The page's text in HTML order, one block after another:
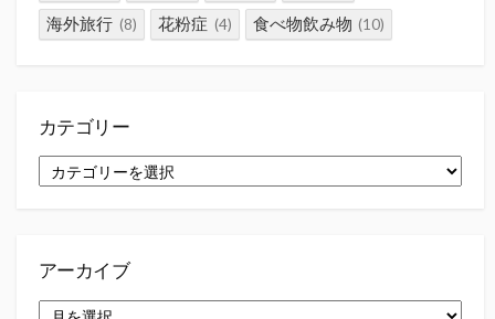
海外旅行 (8) 花粉症 (4) 食べ物飲み物 (10)
カテゴリー
テ
アーカイブ